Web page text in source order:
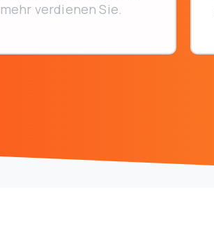
verdienen Sie.